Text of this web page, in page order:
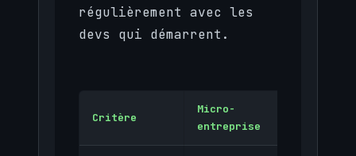
régulièrement avec les
devs qui démarrent.
Critère
Micro-
entreprise